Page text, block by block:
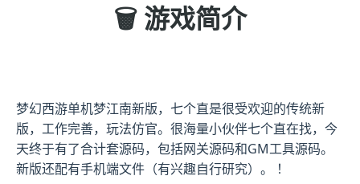
🗑️ 游戏简介
梦幻西游单机梦江南新版，七个直是很受欢迎的传统新
版，工作完善，玩法仿官。很海量小伙伴七个直在找，今
天终于有了合计套源码，包括网关源码和GM工具源码。
新版还配有手机端文件（有兴趣自行研究）。 ！